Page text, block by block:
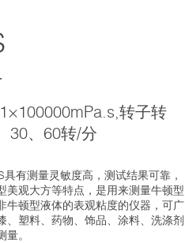
转子转
30、60转/分
有测量灵敏度高，测试结果可靠，
美观大方等特点，是用来测量牛顿型
牛顿型液体的表观粘度的仪器，可广
、塑料、药物、饰品、涂料、洗涤剂
。